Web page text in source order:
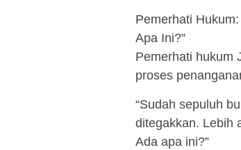
Pemerhati
Apa Ini?”
Pemerhati hukum
proses
“Sudah sepuluh
ditegakkan. Lebih
Ada apa ini?”